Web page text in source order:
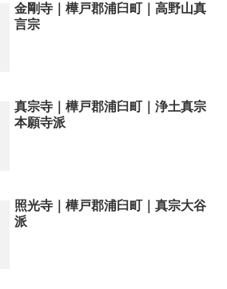
金剛寺｜樺戸郡浦臼町｜高野山真
言宗
真宗寺｜樺戸郡浦臼町｜浄土真宗
本願寺派
照光寺｜樺戸郡浦臼町｜真宗大谷
派